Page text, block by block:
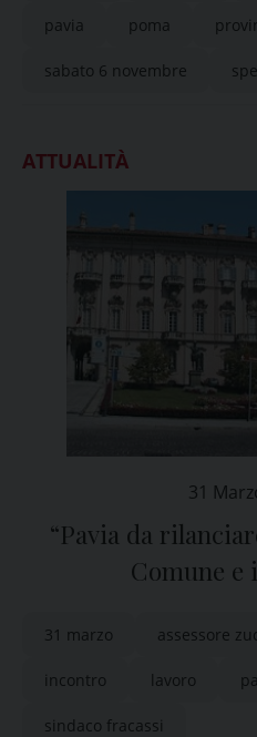
pavia poma
sabato 6 novembre
ATTUALITÀ
31
“Pavia da
Comune e
31 marzo assessore
incontro lavoro
sindaco fracassi